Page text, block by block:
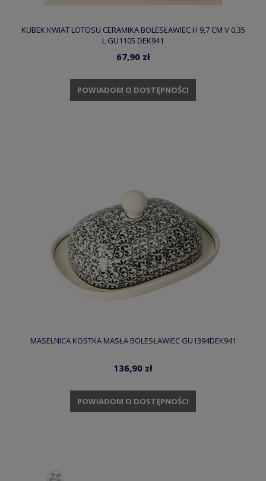
KUBEK KWIAT LOTOSU CERAMIKA BOLESŁAWIEC H 9,7 CM V 0,35
L GU1105 DEK941
67,90 zł
POWIADOM O DOSTĘPNOŚCI
MASELNICA KOSTKA MASŁA BOLESŁAWIEC GU1394DEK941
136,90 zł
POWIADOM O DOSTĘPNOŚCI